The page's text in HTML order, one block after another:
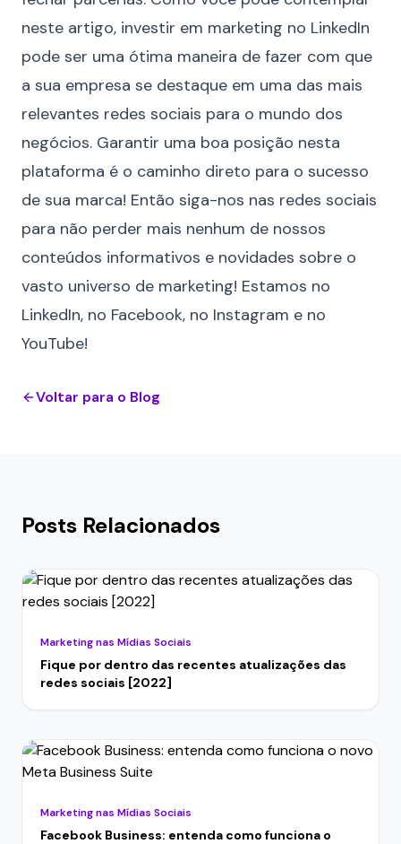
neste artigo, investir em marketing no LinkedIn
pode ser uma ótima maneira de fazer com que
a sua empresa se destaque em uma das mais
relevantes redes sociais para o mundo dos
negócios. Garantir uma boa posição nesta
plataforma é o caminho direto para o sucesso
de sua marca! Então siga-nos nas redes sociais
para não perder mais nenhum de nossos
conteúdos informativos e novidades sobre o
vasto universo de marketing! Estamos no
LinkedIn, no Facebook, no Instagram e no
YouTube!
Voltar para o Blog
Posts Relacionados
Marketing nas Mídias Sociais
Fique por dentro das recentes atualizações das
redes sociais [2022]
Marketing nas Mídias Sociais
Facebook Business: entenda como funciona o